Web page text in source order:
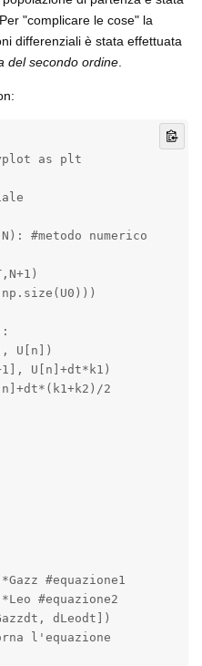
"complicare le cose" la
differenziali è stata effettuata
del secondo ordine
as plt
#metodo numerico